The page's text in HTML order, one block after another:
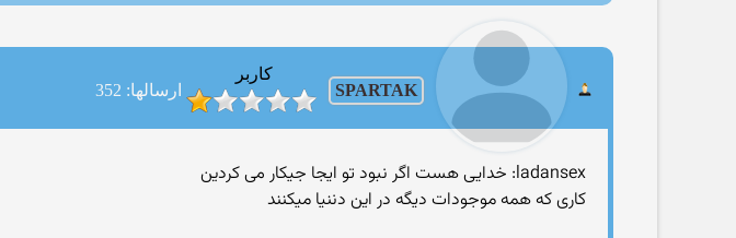
SPARTAK
کاربر
ارسالها: 352
ladansex: خدایی هست اگر نبود تو ایجا جیکار می کردین
کاری که همه موجودات دیگه در این دننیا میکنند